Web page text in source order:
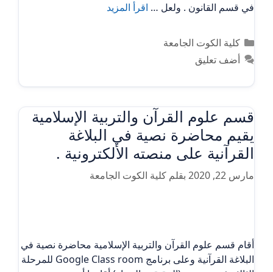
في قسم القانون . ولعل … اقرأ المزيد
التصنيفات
كلية الكوت الجامعة
أضف تعليق
قسم علوم القرآن والتربية الإسلامية
يقيم محاضرة نصية في البلاغة
القرآنية على منصته الألكترونية .
مارس 22, 2020 بقلم كلية الكوت الجامعة
أقام قسم علوم القرآن والتربية الإسلامية محاضرة نصية في
البلاغة القرآنية وعلى برنامج Google Class room للمرحلة